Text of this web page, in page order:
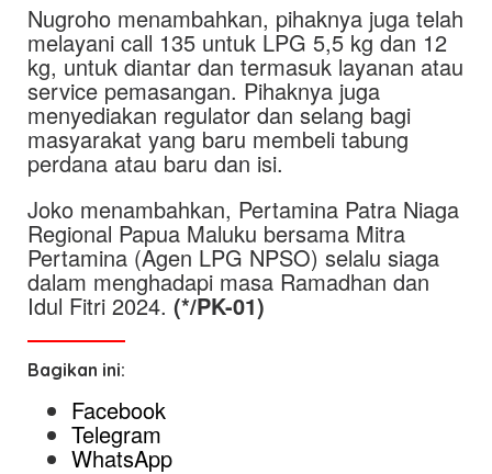
Nugroho menambahkan, pihaknya juga telah
melayani call 135 untuk LPG 5,5 kg dan 12
kg, untuk diantar dan termasuk layanan atau
service pemasangan. Pihaknya juga
menyediakan regulator dan selang bagi
masyarakat yang baru membeli tabung
perdana atau baru dan isi.
Joko menambahkan, Pertamina Patra Niaga
Regional Papua Maluku bersama Mitra
Pertamina (Agen LPG NPSO) selalu siaga
dalam menghadapi masa Ramadhan dan
Idul Fitri 2024. (*/PK-01)
Bagikan ini:
Facebook
Telegram
WhatsApp